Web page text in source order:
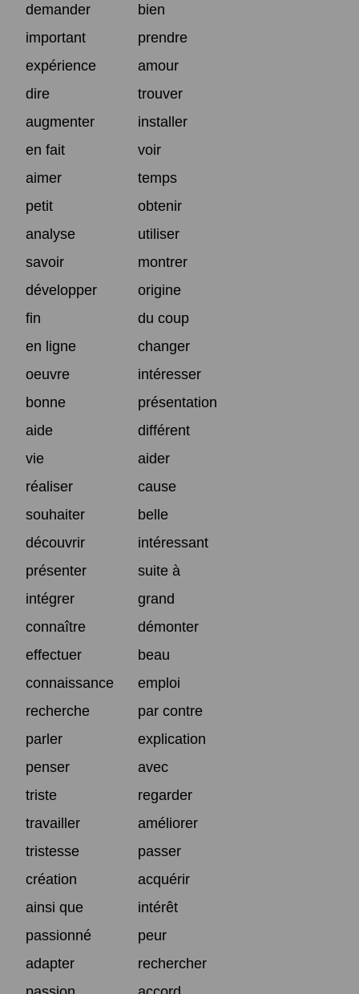
demander
bien
important
prendre
expérience
amour
dire
trouver
augmenter
installer
en fait
voir
aimer
temps
petit
obtenir
analyse
utiliser
savoir
montrer
développer
origine
fin
du coup
en ligne
changer
oeuvre
intéresser
bonne
présentation
aide
différent
vie
aider
réaliser
cause
souhaiter
belle
découvrir
intéressant
présenter
suite à
intégrer
grand
connaître
démonter
effectuer
beau
connaissance
emploi
recherche
par contre
parler
explication
penser
avec
triste
regarder
travailler
améliorer
tristesse
passer
création
acquérir
ainsi que
intérêt
passionné
peur
adapter
rechercher